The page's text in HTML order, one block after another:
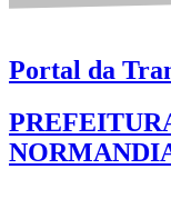
Portal da